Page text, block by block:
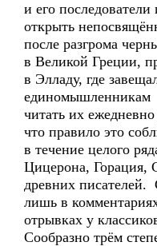
и его
открыть
после разгрома
в Великой Греции,
в Элладу, где
единомышленникам
читать их
что правило это
в течение целого
Цицерона, Горация,
древних писателей.
лишь в
отрывках у
Сообразно трём